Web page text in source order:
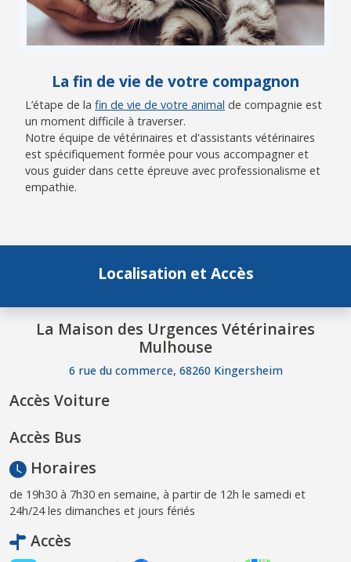
La fin de vie de votre compagnon
L’étape de la fin de vie de votre animal de compagnie est
un moment difficile à traverser.
Notre équipe de vétérinaires et d'assistants vétérinaires
est spécifiquement formée pour vous accompagner et
vous guider dans cette épreuve avec professionalisme et
empathie.
Localisation et Accès
La Maison des Urgences Vétérinaires
Mulhouse
6 rue du commerce, 68260 Kingersheim
Accès Voiture
Accès Bus
Horaires
de 19h30 à 7h30 en semaine, à partir de 12h le samedi et
24h/24 les dimanches et jours fériés
Accès